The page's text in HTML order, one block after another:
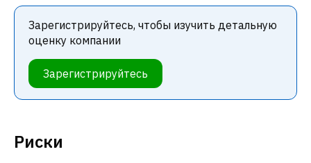
Риски
Зарегистрируйтесь, чтобы изучить детальную
оценку компании
Зарегистрируйтесь